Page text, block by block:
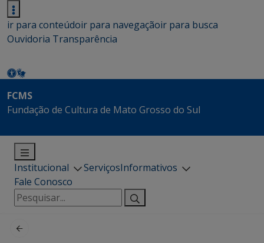
ir para conteúdoir para navegaçãoir para busca
Ouvidoria Transparência
FCMS
Fundação de Cultura de Mato Grosso do Sul
Institucional ServiçosInformativos
Fale Conosco
Pesquisar
por: